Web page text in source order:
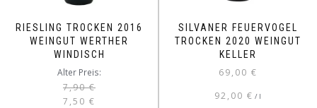
RIESLING TROCKEN 2016
WEINGUT WERTHER
WINDISCH
Alter Preis:
7,90€
7,50 €
SILVANER FEUERVOGEL
TROCKEN 2020 WEINGUT
KELLER
69,00 €
92,00 € / l